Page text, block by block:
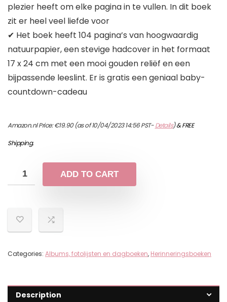
plezier heeft om elke pagina in te vullen. In dit boek
zit er heel veel liefde voor
✔ Het boek heeft 104 pagina’s van hoogwaardig
natuurpapier, een stevige hadcover in het formaat
17 x 24 cm met een mooi gouden reliëf en een
bijpassende leeslint. Er is gratis een geniaal baby-
countdown-cadeau
Amazon.nl Price:€19.90(as of 10/04/2023 14:56 PST-Details)&FREE
Shipping.
ADD TO CART
Categories: Albums, fotolijsten en dagboeken, Herinneringsboeken
Description